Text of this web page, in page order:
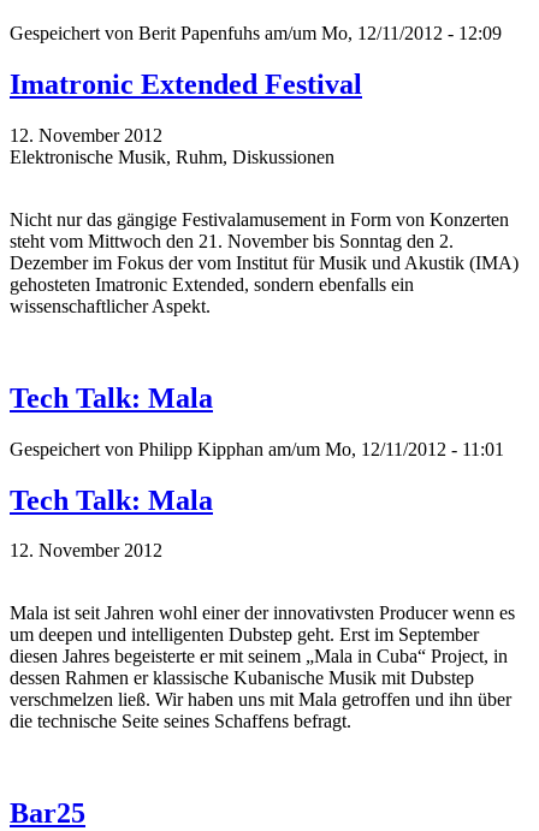
Gespeichert von Berit Papenfuhs am/um Mo, 12/11/2012 - 12:09
Imatronic Extended Festival
12. November 2012
Elektronische Musik, Ruhm, Diskussionen
Nicht nur das gängige Festivalamusement in Form von Konzerten
steht vom Mittwoch den 21. November bis Sonntag den 2.
Dezember im Fokus der vom Institut für Musik und Akustik (IMA)
gehosteten Imatronic Extended, sondern ebenfalls ein
wissenschaftlicher Aspekt.
Tech Talk: Mala
Gespeichert von Philipp Kipphan am/um Mo, 12/11/2012 - 11:01
Tech Talk: Mala
12. November 2012
Mala ist seit Jahren wohl einer der innovativsten Producer wenn es
um deepen und intelligenten Dubstep geht. Erst im September
diesen Jahres begeisterte er mit seinem „Mala in Cuba“ Project, in
dessen Rahmen er klassische Kubanische Musik mit Dubstep
verschmelzen ließ. Wir haben uns mit Mala getroffen und ihn über
die technische Seite seines Schaffens befragt.
Bar25